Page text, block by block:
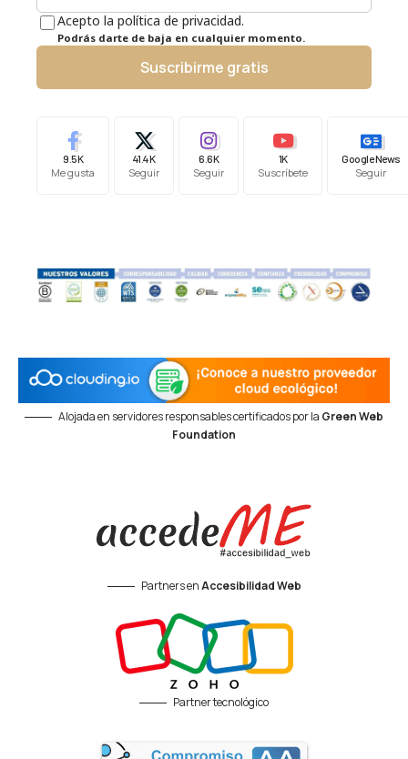
Acepto la política de privacidad.
Podrás darte de baja en cualquier momento.
Suscribirme gratis
9.5K
Me gusta
41.4K
Seguir
6.6K
Seguir
1K
Suscríbete
Google News
Seguir
Alojada en servidores responsables certificados por la Green Web
Foundation
Partners enAccesibilidad Web
Partner tecnológico